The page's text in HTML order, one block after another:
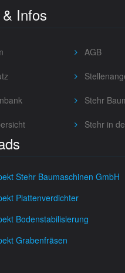
Infos
AGB
Stehr
Stehr in
Stehr Baumaschinen GmbH
Plattenverdichter
Bodenstabilisierung
Grabenfräsen